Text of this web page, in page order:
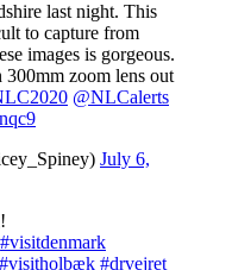
last night. This
to capture from
images is gorgeous.
zoom lens out
@NLCalerts
July 6,
#visitdenmark
#visitholbæk #drvejret